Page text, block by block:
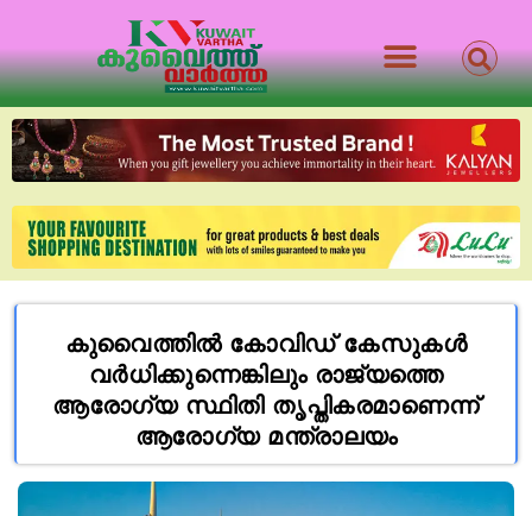
കുവൈത്തിൽ കോവിഡ് കേസുകൾ
വർധിക്കുന്നെങ്കിലും രാജ്യത്തെ
ആരോഗ്യ സ്ഥിതി തൃപ്തികരമാണെന്ന്
ആരോഗ്യ മന്ത്രാലയം